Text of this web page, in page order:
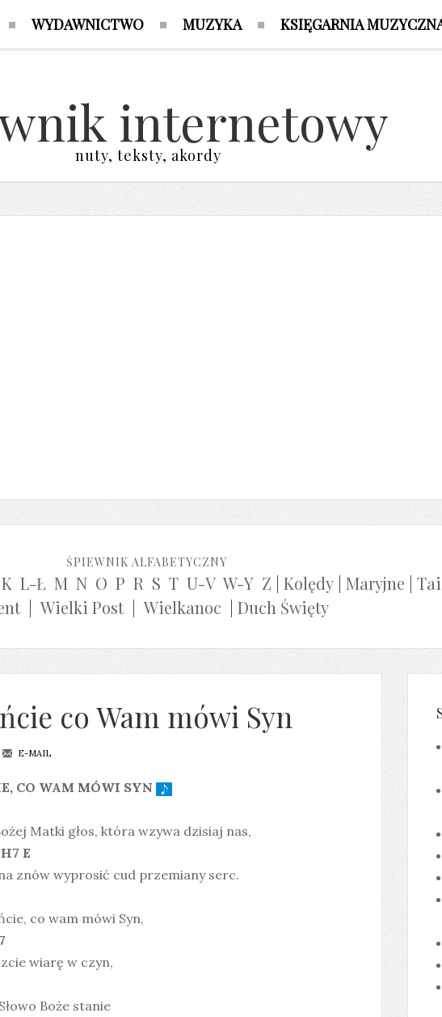
WYDAWNICTWO MUZYKA KSIĘGARNIA
internetowy
nuty, teksty, akordy
ŚPIEWNIK ALFABETYCZNY
K L-Ł M N O P R S T U-V W-Y Z Kolędy| Maryjne
| Wielki Post| Wielkanoc Duch Święty
co Wam mówi Syn
E-MAIL
CO WAM MÓWI SYN
Matki głos, która wzywa dzisiaj nas,
E
znów wyprosić cud przemiany serc.
co wam mówi Syn,
wiarę w czyn,
Boże stanie